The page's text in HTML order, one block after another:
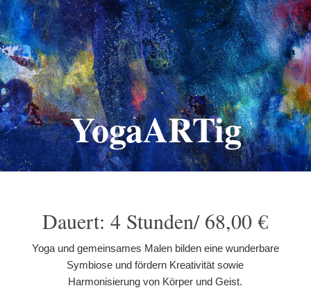
YogaARTig
Dauert: 4 Stunden/ 68,00 €
Yoga und gemeinsames Malen bilden eine wunderbare
Symbiose und fördern Kreativität sowie
Harmonisierung von Körper und Geist.